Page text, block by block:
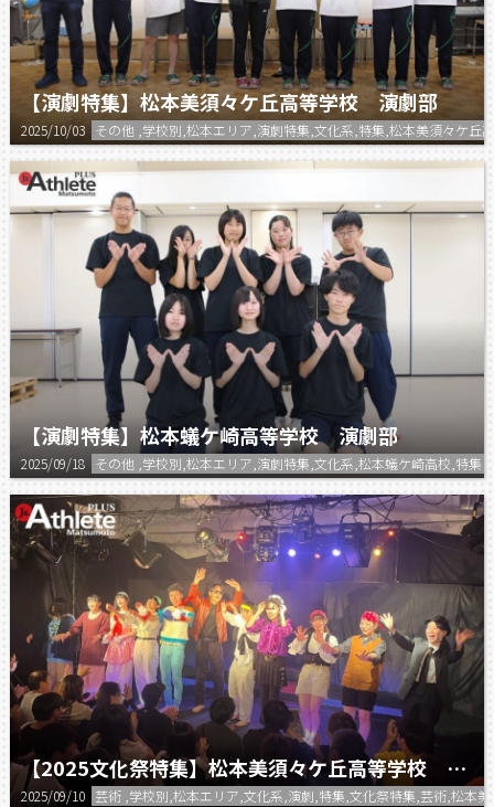
【演劇特集】松本美須々ケ丘高等学校 演劇部
2025/10/03 その他 ,学校別,松本エリア,演劇特集,文化系,特集,松本美須々ケ丘
【演劇特集】松本蟻ケ崎高等学校 演劇部
2025/09/18 その他 ,学校別,松本エリア,演劇特集,文化系,松本蟻ケ崎高校,特集
【2025文化祭特集】松本美須々ケ丘高等学校 第78回双蝶祭 演劇部
2025/09/10 芸術 ,学校別,松本エリア,文化系,演劇,特集,文化祭特集,芸術,松本